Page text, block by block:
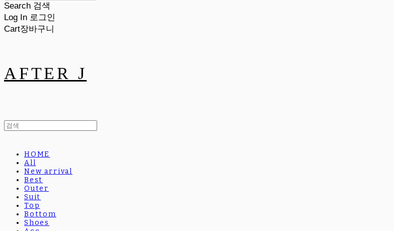
Search 검색
Log In 로그인
Cart장바구니
AFTER J
HOME
All
New arrival
Best
Outer
Suit
Top
Bottom
Shoes